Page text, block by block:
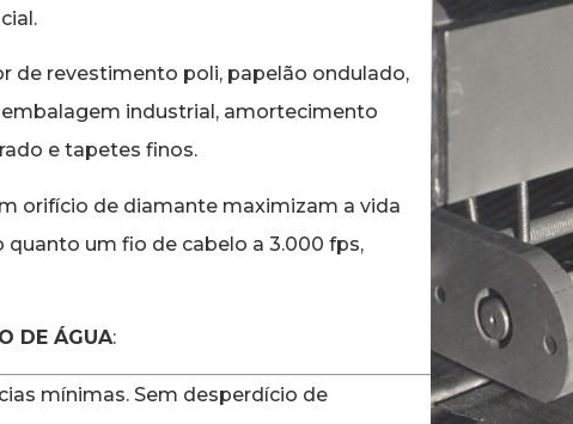
de revestimento poli, papelão ondulado,
industrial, amortecimento
e tapetes finos.
orifício de diamante maximizam a vida
um fio de cabelo a 3.000 fps,
DE ÁGUA:
mínimas. Sem desperdício de